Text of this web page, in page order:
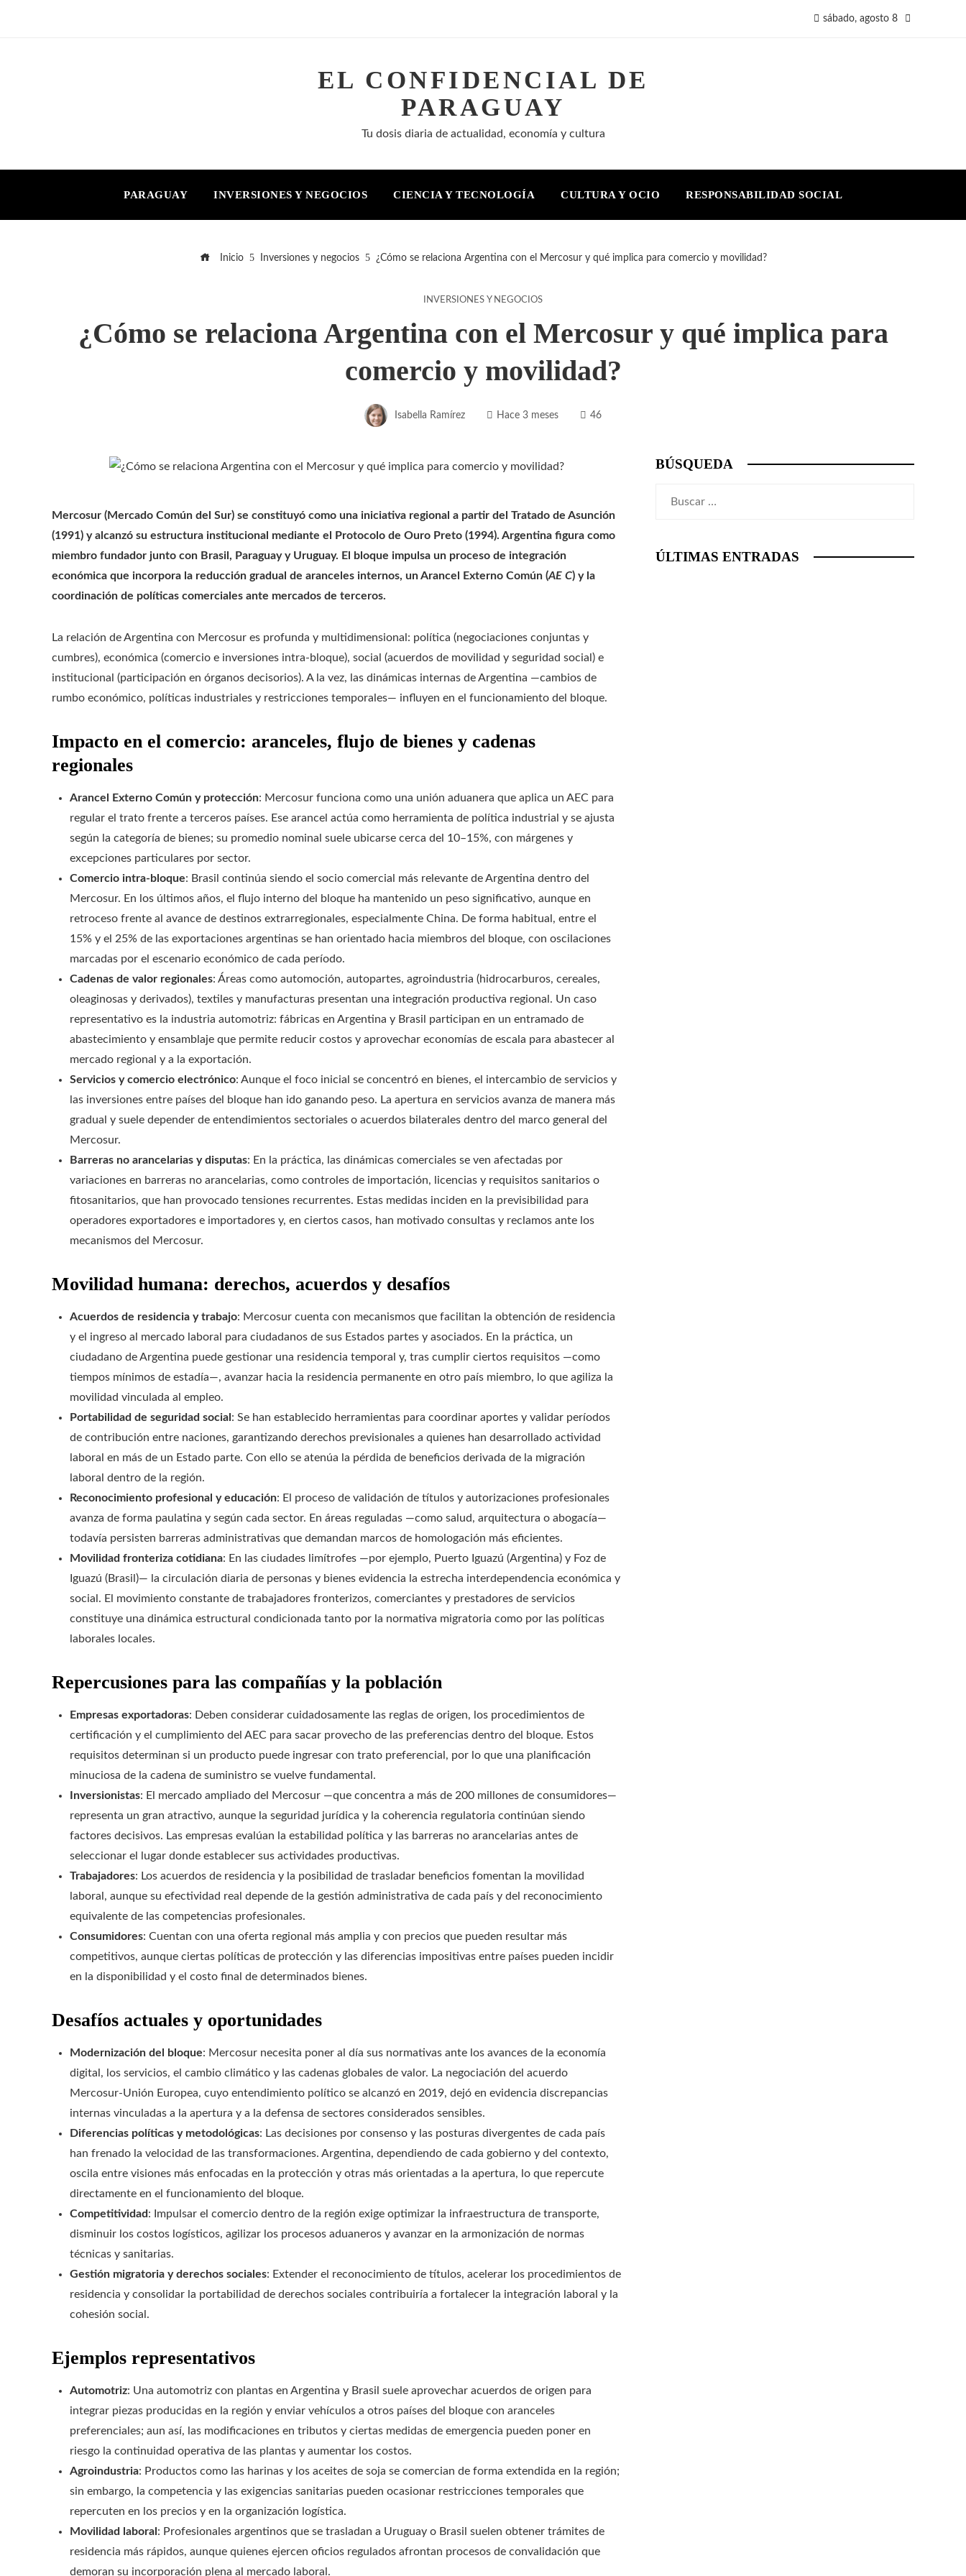
sábado, agosto 8
EL CONFIDENCIAL DE
PARAGUAY
Tu dosis diaria de actualidad, economía y cultura
PARAGUAY INVERSIONES Y NEGOCIOS CIENCIA Y TECNOLOGÍA CULTURA Y OCIO RESPONSABILIDAD SOCIAL
Inicio Inversiones y negocios ¿Cómo se relaciona Argentina con el Mercosur y qué implica para comercio y movilidad?
INVERSIONES Y NEGOCIOS
¿Cómo se relaciona Argentina con el Mercosur y qué implica para
comercio y movilidad?
Isabella Ramírez Hace 3 meses 46
Mercosur (Mercado Común del Sur) se constituyó como una iniciativa regional a partir del Tratado de Asunción
(1991) y alcanzó su estructura institucional mediante el Protocolo de Ouro Preto (1994). Argentina figura como
miembro fundador junto con Brasil, Paraguay y Uruguay. El bloque impulsa un proceso de integración
económica que incorpora la reducción gradual de aranceles internos, un Arancel Externo Común (AE C) y la
coordinación de políticas comerciales ante mercados de terceros.
La relación de Argentina con Mercosur es profunda y multidimensional: política (negociaciones conjuntas y
cumbres), económica (comercio e inversiones intra-bloque), social (acuerdos de movilidad y seguridad social) e
institucional (participación en órganos decisorios). A la vez, las dinámicas internas de Argentina —cambios de
rumbo económico, políticas industriales y restricciones temporales— influyen en el funcionamiento del bloque.
Impacto en el comercio: aranceles, flujo de bienes y cadenas
regionales
Arancel Externo Común y protección: Mercosur funciona como una unión aduanera que aplica un AEC para
regular el trato frente a terceros países. Ese arancel actúa como herramienta de política industrial y se ajusta
según la categoría de bienes; su promedio nominal suele ubicarse cerca del 10–15%, con márgenes y
excepciones particulares por sector.
Comercio intra-bloque: Brasil continúa siendo el socio comercial más relevante de Argentina dentro del
Mercosur. En los últimos años, el flujo interno del bloque ha mantenido un peso significativo, aunque en
retroceso frente al avance de destinos extrarregionales, especialmente China. De forma habitual, entre el
15% y el 25% de las exportaciones argentinas se han orientado hacia miembros del bloque, con oscilaciones
marcadas por el escenario económico de cada período.
Cadenas de valor regionales: Áreas como automoción, autopartes, agroindustria (hidrocarburos, cereales,
oleaginosas y derivados), textiles y manufacturas presentan una integración productiva regional. Un caso
representativo es la industria automotriz: fábricas en Argentina y Brasil participan en un entramado de
abastecimiento y ensamblaje que permite reducir costos y aprovechar economías de escala para abastecer al
mercado regional y a la exportación.
Servicios y comercio electrónico: Aunque el foco inicial se concentró en bienes, el intercambio de servicios y
las inversiones entre países del bloque han ido ganando peso. La apertura en servicios avanza de manera más
gradual y suele depender de entendimientos sectoriales o acuerdos bilaterales dentro del marco general del
Mercosur.
Barreras no arancelarias y disputas: En la práctica, las dinámicas comerciales se ven afectadas por
variaciones en barreras no arancelarias, como controles de importación, licencias y requisitos sanitarios o
fitosanitarios, que han provocado tensiones recurrentes. Estas medidas inciden en la previsibilidad para
operadores exportadores e importadores y, en ciertos casos, han motivado consultas y reclamos ante los
mecanismos del Mercosur.
Movilidad humana: derechos, acuerdos y desafíos
Acuerdos de residencia y trabajo: Mercosur cuenta con mecanismos que facilitan la obtención de residencia
y el ingreso al mercado laboral para ciudadanos de sus Estados partes y asociados. En la práctica, un
ciudadano de Argentina puede gestionar una residencia temporal y, tras cumplir ciertos requisitos —como
tiempos mínimos de estadía—, avanzar hacia la residencia permanente en otro país miembro, lo que agiliza la
movilidad vinculada al empleo.
Portabilidad de seguridad social : Se han establecido herramientas para coordinar aportes y validar períodos
de contribución entre naciones, garantizando derechos previsionales a quienes han desarrollado actividad
laboral en más de un Estado parte. Con ello se atenúa la pérdida de beneficios derivada de la migración
laboral dentro de la región.
Reconocimiento profesional y educación: El proceso de validación de títulos y autorizaciones profesionales
avanza de forma paulatina y según cada sector. En áreas reguladas —como salud, arquitectura o abogacía—
todavía persisten barreras administrativas que demandan marcos de homologación más eficientes.
Movilidad fronteriza cotidiana: En las ciudades limítrofes —por ejemplo, Puerto Iguazú (Argentina) y Foz de
Iguazú (Brasil)— la circulación diaria de personas y bienes evidencia la estrecha interdependencia económica y
social. El movimiento constante de trabajadores fronterizos, comerciantes y prestadores de servicios
constituye una dinámica estructural condicionada tanto por la normativa migratoria como por las políticas
laborales locales.
Repercusiones para las compañías y la población
Empresas exportadoras: Deben considerar cuidadosamente las reglas de origen, los procedimientos de
certificación y el cumplimiento del AEC para sacar provecho de las preferencias dentro del bloque. Estos
requisitos determinan si un producto puede ingresar con trato preferencial, por lo que una planificación
minuciosa de la cadena de suministro se vuelve fundamental.
Inversionistas: El mercado ampliado del Mercosur —que concentra a más de 200 millones de consumidores—
representa un gran atractivo, aunque la seguridad jurídica y la coherencia regulatoria continúan siendo
factores decisivos. Las empresas evalúan la estabilidad política y las barreras no arancelarias antes de
seleccionar el lugar donde establecer sus actividades productivas.
Trabajadores: Los acuerdos de residencia y la posibilidad de trasladar beneficios fomentan la movilidad
laboral, aunque su efectividad real depende de la gestión administrativa de cada país y del reconocimiento
equivalente de las competencias profesionales.
Consumidores: Cuentan con una oferta regional más amplia y con precios que pueden resultar más
competitivos, aunque ciertas políticas de protección y las diferencias impositivas entre países pueden incidir
en la disponibilidad y el costo final de determinados bienes.
Desafíos actuales y oportunidades
Modernización del bloque: Mercosur necesita poner al día sus normativas ante los avances de la economía
digital, los servicios, el cambio climático y las cadenas globales de valor. La negociación del acuerdo
Mercosur-Unión Europea, cuyo entendimiento político se alcanzó en 2019, dejó en evidencia discrepancias
internas vinculadas a la apertura y a la defensa de sectores considerados sensibles.
Diferencias políticas y metodológicas: Las decisiones por consenso y las posturas divergentes de cada país
han frenado la velocidad de las transformaciones. Argentina, dependiendo de cada gobierno y del contexto,
oscila entre visiones más enfocadas en la protección y otras más orientadas a la apertura, lo que repercute
directamente en el funcionamiento del bloque.
Competitividad: Impulsar el comercio dentro de la región exige optimizar la infraestructura de transporte,
disminuir los costos logísticos, agilizar los procesos aduaneros y avanzar en la armonización de normas
técnicas y sanitarias.
Gestión migratoria y derechos sociales: Extender el reconocimiento de títulos, acelerar los procedimientos de
residencia y consolidar la portabilidad de derechos sociales contribuiría a fortalecer la integración laboral y la
cohesión social.
Ejemplos representativos
Automotriz: Una automotriz con plantas en Argentina y Brasil suele aprovechar acuerdos de origen para
integrar piezas producidas en la región y enviar vehículos a otros países del bloque con aranceles
preferenciales; aun así, las modificaciones en tributos y ciertas medidas de emergencia pueden poner en
riesgo la continuidad operativa de las plantas y aumentar los costos.
Agroindustria: Productos como las harinas y los aceites de soja se comercian de forma extendida en la región;
sin embargo, la competencia y las exigencias sanitarias pueden ocasionar restricciones temporales que
repercuten en los precios y en la organización logística.
Movilidad laboral : Profesionales argentinos que se trasladan a Uruguay o Brasil suelen obtener trámites de
residencia más rápidos, aunque quienes ejercen oficios regulados afrontan procesos de convalidación que
demoran su incorporación plena al mercado laboral.
BÚSQUEDA
ÚLTIMAS ENTRADAS